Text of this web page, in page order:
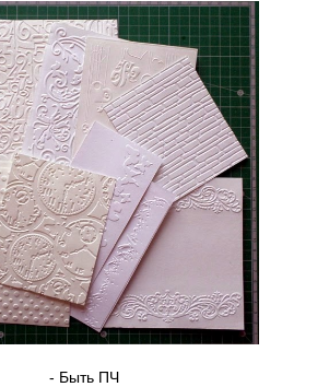
- Быть ПЧ